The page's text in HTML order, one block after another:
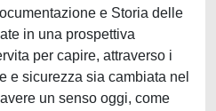
e Storia delle
in una prospettiva
per capire, attraverso i
e sicurezza sia cambiata nel
un senso oggi, come